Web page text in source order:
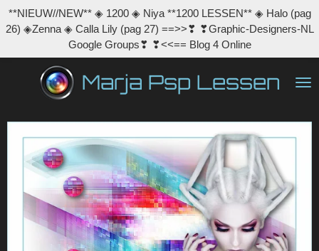
Ga
direct
de
hoofdinhoud
Marja Psp Lessen
**NIEUW//NEW** ◈ 1200 ◈ Niya **1200 LESSEN** ◈ Halo (pag
26) ◈Zenna ◈ Calla Lily (pag 27) ==>>❣ ❣Graphic-Designers-NL
Google Groups❣ ❣<<== Blog 4 Online